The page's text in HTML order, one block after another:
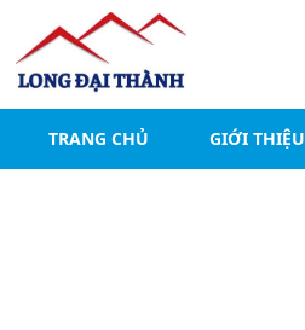
TRANG CHỦ GIỚI THIỆU
Trang chủ bồn inox 5000l nằm mới.